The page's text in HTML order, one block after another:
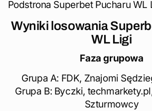
Podstrona Superbet Pucharu WL
Wyniki losowania
WL Ligi
Faza grupowa
Grupa A: FDK, Znajomi
Grupa B: Byczki,
Szturmowcy